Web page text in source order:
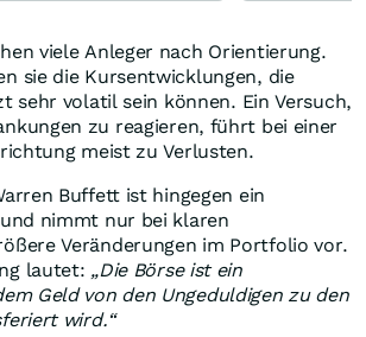
viele Anleger nach Orientierung.
sie die Kursentwicklungen, die
sehr volatil sein können. Ein Versuch,
zu reagieren, führt bei einer
meist zu Verlusten.
Buffett ist hingegen ein
nimmt nur bei klaren
Veränderungen im Portfolio vor.
lautet: „Die Börse ist ein
Geld von den Ungeduldigen zu den
wird.“